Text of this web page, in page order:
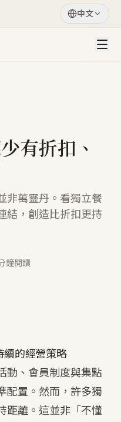
中文
有折扣、
非萬靈丹。看獨立餐
結，創造比折扣更持
鐘閱讀
續的經營策略
動、會員制度與集點
配置。然而，許多獨
距離。這並非「不懂